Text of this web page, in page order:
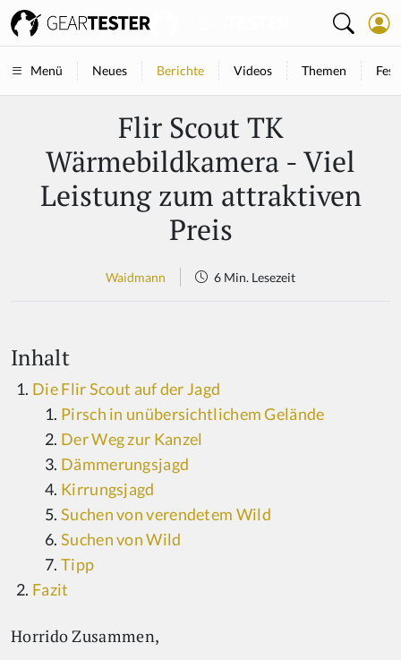
Menü Neues Berichte Videos Themen
Flir Scout TK
Wärmebildkamera - Viel
Leistung zum attraktiven
Preis
Waidmann 6 Min. Lesezeit
Inhalt
Die Flir Scout auf der Jagd
Pirsch in unübersichtlichem Gelände
Der Weg zur Kanzel
Dämmerungsjagd
Kirrungsjagd
Suchen von verendetem Wild
Suchen von Wild
Tipp
Fazit
Horrido Zusammen,